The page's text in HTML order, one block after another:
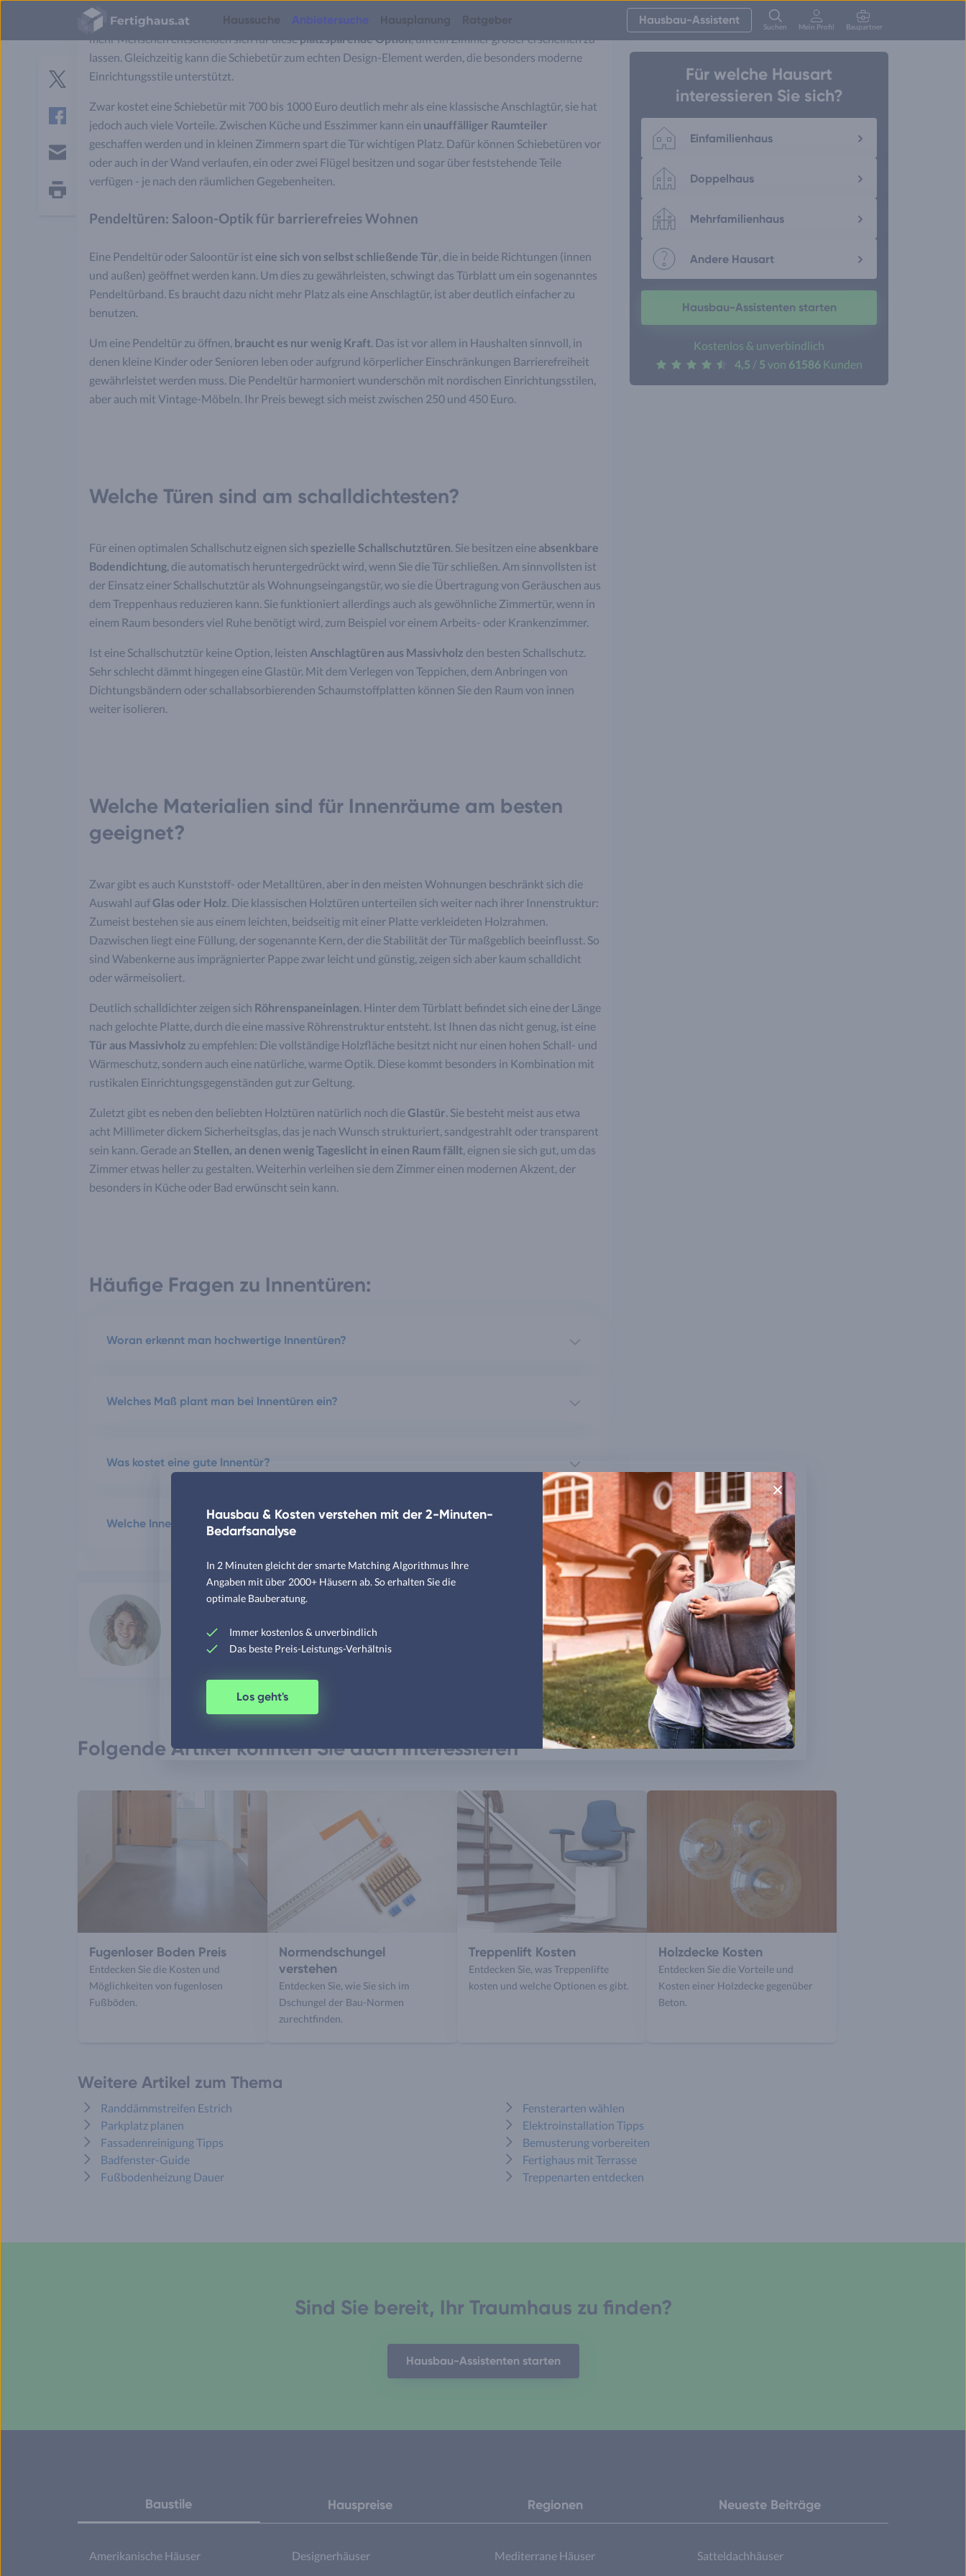
Fertighaus
Logo
Haussuche
Häuser
Grundrisse
Anbietersuche Hausplanung
Einfamilienhäuser
Doppelhäuser
Mehrfamilienhäuser
Stadtvillen
Tiny Houses
Alle Haustypen
Fertighäuser
Blockhäuser
Modulhäuser
Containerhäuser
Hauspreise
Ausbaustufen
Energiestandards
Baustile
Hausbau-Assistent
Ratgeber
Jetzt bauen oder warten?
Grundrissplaner im Vergleich
Treppe berechnen
Bodenplatte Möglichkeiten
Richtwerte für Grundstücke
Hausbau in Hanglage
Grundstückserschließung
Bodenklassen erklärt
Finanzierung & Kosten
Was kostet ein Haus?
Hausangebote vergleichen
Haus bauen oder kaufen?
Eigenleistung Ersparnis
Energiesparen
Anbieterauswahl
Einzug & Wohnen
Smart Home
Hausbau-Erfahrungen
Hausbau-Assistent Suchen Mein Profil Baupartner
Facebook
mail
Seit einigen Jahren sind Schiebetüren zum größten Konkurrenten der Anschlagtür geworden. Immer
mehr Menschen entscheiden sich für dieseplatzsparende Option, um ein Zimmer größer erscheinen zu
lassen. Gleichzeitig kann die Schiebetür zum echten Design-Element werden, die besonders moderne
Einrichtungsstile unterstützt.
Zwar kostet eine Schiebetür mit 700 bis 1000 Euro deutlich mehr als eine klassische Anschlagtür, sie hat
jedoch auch viele Vorteile. Zwischen Küche und Esszimmer kann ein unauffälliger Raumteiler
geschaffen werden und in kleinen Zimmern spart die Tür wichtigen Platz. Dafür können Schiebetüren vor
oder auch in der Wand verlaufen, ein oder zwei Flügel besitzen und sogar über feststehende Teile
verfügen - je nach den räumlichen Gegebenheiten.
Pendeltüren: Saloon-Optik für barrierefreies Wohnen
Eine Pendeltür oder Saloontür ist eine sich von selbst schließende Tür, die in beide Richtungen (innen
und außen) geöffnet werden kann. Um dies zu gewährleisten, schwingt das Türblatt um ein sogenanntes
Pendeltürband. Es braucht dazu nicht mehr Platz als eine Anschlagtür, ist aber deutlich einfacher zu
benutzen.
Um eine Pendeltür zu öffnen, braucht es nur wenig Kraft. Das ist vor allem in Haushalten sinnvoll, in
denen kleine Kinder oder Senioren leben oder aufgrund körperlicher Einschränkungen Barrierefreiheit
gewährleistet werden muss. Die Pendeltür harmoniert wunderschön mit nordischen Einrichtungsstilen,
aber auch mit Vintage-Möbeln. Ihr Preis bewegt sich meist zwischen 250 und 450 Euro.
Welche Türen sind am schalldichtesten?
Für einen optimalen Schallschutz eignen sich spezielle Schallschutztüren. Sie besitzen eine absenkbare
Bodendichtung, die automatisch heruntergedrückt wird, wenn Sie die Tür schließen. Am sinnvollsten ist
der Einsatz einer Schallschutztür als Wohnungseingangstür, wo sie die Übertragung von Geräuschen aus
dem Treppenhaus reduzieren kann. Sie funktioniert allerdings auch als gewöhnliche Zimmertür, wenn in
einem Raum besonders viel Ruhe benötigt wird, zum Beispiel vor einem Arbeits- oder Krankenzimmer.
Ist eine Schallschutztür keine Option, leisten Anschlagtüren aus Massivholz den besten Schallschutz.
Sehr schlecht dämmt hingegen eine Glastür. Mit dem Verlegen von Teppichen, dem Anbringen von
Dichtungsbändern oder schallabsorbierenden Schaumstoffplatten können Sie den Raum von innen
weiter isolieren.
Welche Materialien sind für Innenräume am besten
geeignet?
Zwar gibt es auch Kunststoff- oder Metalltüren, aber in den meisten Wohnungen beschränkt sich die
Auswahl auf Glas oder Holz. Die klassischen Holztüren unterteilen sich weiter nach ihrer Innenstruktur:
Zumeist bestehen sie aus einem leichten, beidseitig mit einer Platte verkleideten Holzrahmen.
Dazwischen liegt eine Füllung, der sogenannte Kern, der die Stabilität der Tür maßgeblich beeinflusst. So
sind Wabenkerne aus imprägnierter Pappe zwar leicht und günstig, zeigen sich aber kaum schalldicht
oder wärmeisoliert.
Deutlich schalldichter zeigen sich Röhrenspaneinlagen. Hinter dem Türblatt befindet sich eine der Länge
nach gelochte Platte, durch die eine massive Röhrenstruktur entsteht. Ist Ihnen das nicht genug, ist eine
Tür aus Massivholz zu empfehlen: Die vollständige Holzfläche besitzt nicht nur einen hohen Schall- und
Wärmeschutz, sondern auch eine natürliche, warme Optik. Diese kommt besonders in Kombination mit
rustikalen Einrichtungsgegenständen gut zur Geltung.
Zuletzt gibt es neben den beliebten Holztüren natürlich noch die Glastür. Sie besteht meist aus etwa
acht Millimeter dickem Sicherheitsglas, das je nach Wunsch strukturiert, sandgestrahlt oder transparent
sein kann. Gerade an Stellen, an denen wenig Tageslicht in einen Raum fällt, eignen sie sich gut, um das
Zimmer etwas heller zu gestalten. Weiterhin verleihen sie dem Zimmer einen modernen Akzent, der
besonders in Küche oder Bad erwünscht sein kann.
Häufige Fragen zu Innentüren:
Woran erkennt man hochwertige Innentüren?
Welches Maß plant man bei Innentüren ein?
Was kostet eine gute Innentür?
Welche Innentüren gibt es?
Clara Hoffmann
B.Sc. Architektur & Autorin – Fachgebiet Architektur
Clara verfügt durch ihr abgeschlossenes Architekturstudium, gefolgt von einer mehrjährigen
Berufserfahrung über sämtliche Expertise bezüglich Bauwesen und Bauweisen.
Für welche Hausart
interessieren Sie sich?
Einfamilienhaus
Doppelhaus
Mehrfamilienhaus
Andere Hausart
Hausbau-Assistenten starten
Kostenlos & unverbindlich
4,5 / 5 von 61586Kunden
Folgende Artikel könnten Sie auch interessieren
Fugenloser Boden Preis
Entdecken Sie die Kosten und
Möglichkeiten von fugenlosen
Fußböden.
Normendschungel
verstehen
Entdecken Sie, wie Sie sich im
Dschungel der Bau-Normen
zurechtfinden.
Treppenlift Kosten
Entdecken Sie, was Treppenlifte
kosten und welche Optionen es gibt.
Holzdecke Kosten
Entdecken Sie die Vorteile und
Kosten einer Holzdecke gegenüber
Beton.
Weitere Artikel zum Thema
Randdämmstreifen Estrich
Parkplatz planen
Fassadenreinigung Tipps
Badfenster-Guide
Fußbodenheizung Dauer
Fensterarten wählen
Elektroinstallation Tipps
Bemusterung vorbereiten
Fertighaus mit Terrasse
Treppenarten entdecken
Sind Sie bereit, Ihr Traumhaus zu finden?
Hausbau-Assistenten starten
Baustile Hauspreise Regionen Neueste Beiträge
Amerikanische Häuser
Designerhäuser
Mediterrane Häuser
Satteldachhäuser
Hausbau & Kosten verstehen mit der 2-Minuten-
Bedarfsanalyse
In 2 Minuten gleicht der smarte Matching Algorithmus Ihre
Angaben mit über 2000+ Häusern ab. So erhalten Sie die
optimale Bauberatung.
Immer kostenlos & unverbindlich
Das beste Preis-Leistungs-Verhältnis
Los geht's